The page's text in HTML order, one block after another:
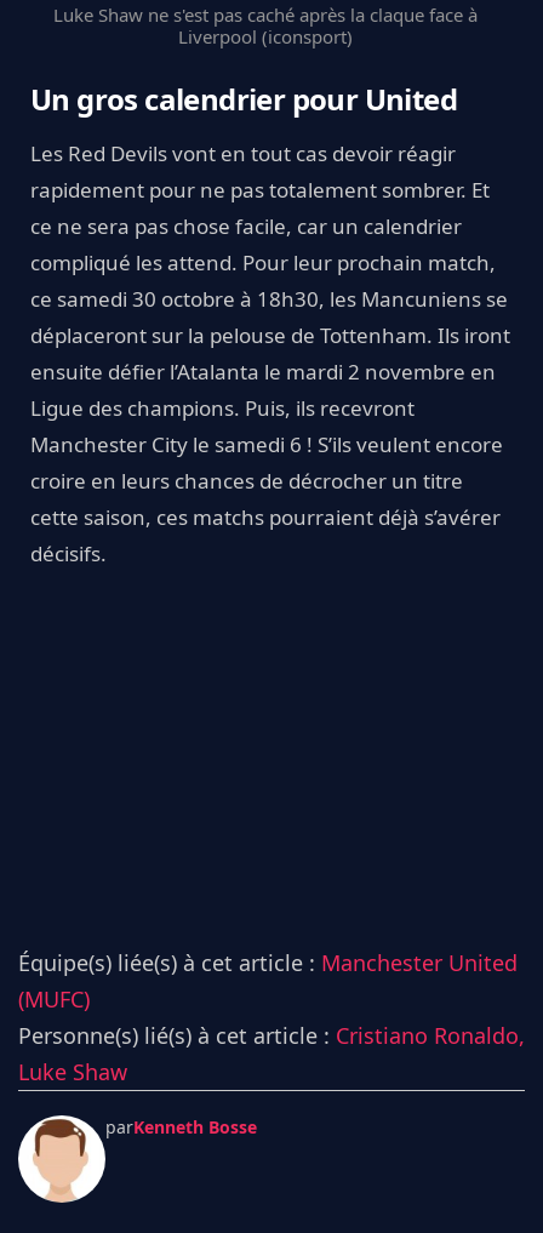
Luke Shaw ne s'est pas caché après la claque face à
Liverpool (iconsport)
Un gros calendrier pour United
Les Red Devils vont en tout cas devoir réagir
rapidement pour ne pas totalement sombrer. Et
ce ne sera pas chose facile, car un calendrier
compliqué les attend. Pour leur prochain match,
ce samedi 30 octobre à 18h30, les Mancuniens se
déplaceront sur la pelouse de Tottenham. Ils iront
ensuite défier l’Atalanta le mardi 2 novembre en
Ligue des champions. Puis, ils recevront
Manchester City le samedi 6 ! S’ils veulent encore
croire en leurs chances de décrocher un titre
cette saison, ces matchs pourraient déjà s’avérer
décisifs.
Équipe(s) liée(s) à cet article : Manchester United
(MUFC)
Personne(s) lié(s) à cet article : Cristiano Ronaldo,
Luke Shaw
parKenneth Bosse